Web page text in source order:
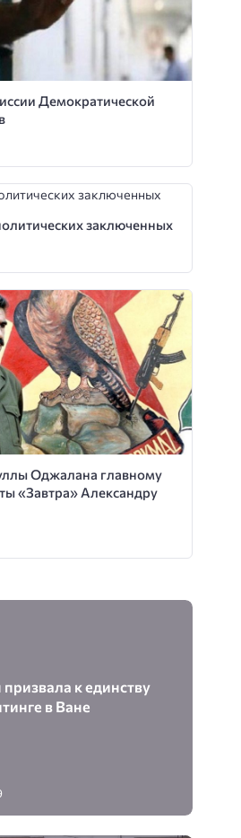
Демократической
заключенных
Оджалана главному
«Завтра» Александру
к единству
в Ване